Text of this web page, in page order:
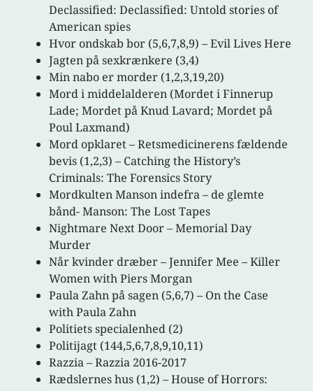
Declassified: Declassified: Untold stories of
American spies
Hvor ondskab bor (5,6,7,8,9) – Evil Lives Here
Jagten på sexkrænkere (3,4)
Min nabo er morder (1,2,3,19,20)
Mord i middelalderen (Mordet i Finnerup
Lade; Mordet på Knud Lavard; Mordet på
Poul Laxmand)
Mord opklaret – Retsmedicinerens fældende
bevis (1,2,3) – Catching the History’s
Criminals: The Forensics Story
Mordkulten Manson indefra – de glemte
bånd- Manson: The Lost Tapes
Nightmare Next Door – Memorial Day
Murder
Når kvinder dræber – Jennifer Mee – Killer
Women with Piers Morgan
Paula Zahn på sagen (5,6,7) – On the Case
with Paula Zahn
Politiets specialenhed (2)
Politijagt (144,5,6,7,8,9,10,11)
Razzia – Razzia 2016-2017
Rædslernes hus (1,2) – House of Horrors: